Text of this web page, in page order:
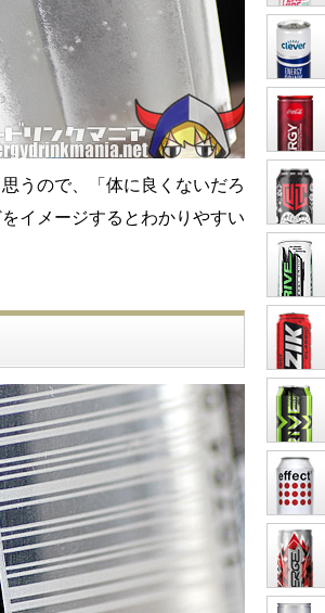
うので、「体に良くないだろ
イメージするとわかりやすい